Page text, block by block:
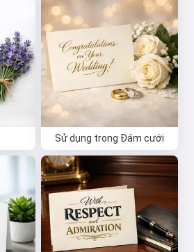
Sử dụng trong Đám cưới